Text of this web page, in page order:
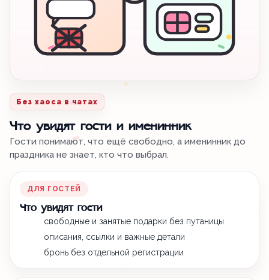
Без хаоса в чатах
Что увидят гости и именинник
Гости понимают, что ещё свободно, а именинник до
праздника не знает, кто что выбрал.
ДЛЯ ГОСТЕЙ
Что увидят гости
свободные и занятые подарки без путаницы
описания, ссылки и важные детали
бронь без отдельной регистрации